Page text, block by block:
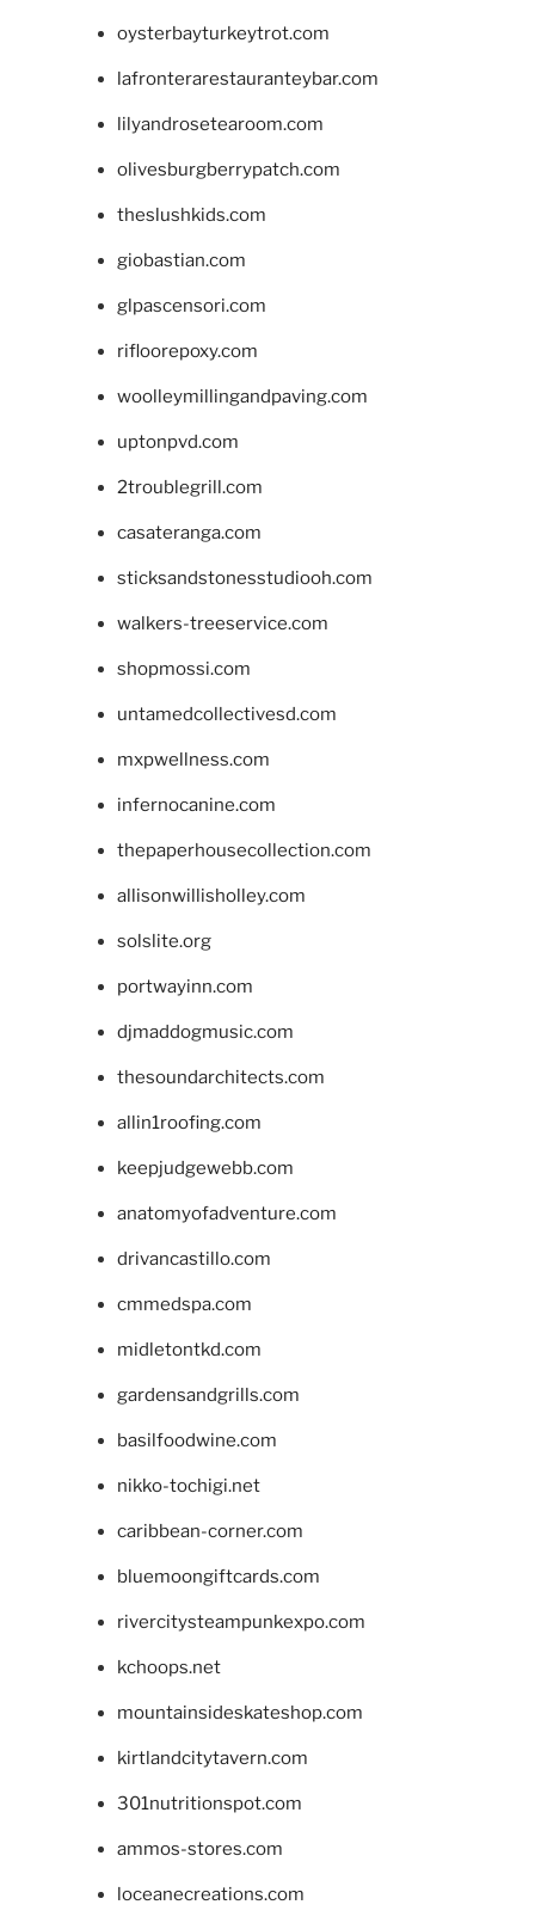
oysterbayturkeytrot.com
lafronterarestauranteybar.com
lilyandrosetearoom.com
olivesburgberrypatch.com
theslushkids.com
giobastian.com
glpascensori.com
rifloorepoxy.com
woolleymillingandpaving.com
uptonpvd.com
2troublegrill.com
casateranga.com
sticksandstonesstudiooh.com
walkers-treeservice.com
shopmossi.com
untamedcollectivesd.com
mxpwellness.com
infernocanine.com
thepaperhousecollection.com
allisonwillisholley.com
solslite.org
portwayinn.com
djmaddogmusic.com
thesoundarchitects.com
allin1roofing.com
keepjudgewebb.com
anatomyofadventure.com
drivancastillo.com
cmmedspa.com
midletontkd.com
gardensandgrills.com
basilfoodwine.com
nikko-tochigi.net
caribbean-corner.com
bluemoongiftcards.com
rivercitysteampunkexpo.com
kchoops.net
mountainsideskateshop.com
kirtlandcitytavern.com
301nutritionspot.com
ammos-stores.com
loceanecreations.com